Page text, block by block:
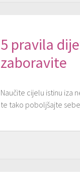
5 pravila
zaboravite
Naučite cijelu istinu iza
te tako poboljšajte